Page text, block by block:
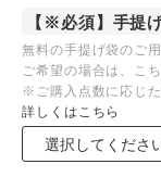
【※必須】手提
無料の手提げ袋のご
ご希望の場合は、こ
※ご購入点数に応じ
詳しくはこちら